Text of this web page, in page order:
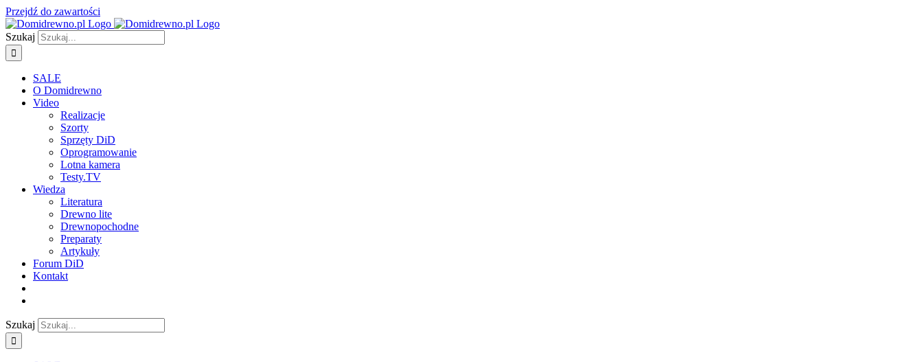
Przejdź do zawartości
Szukaj
SALE
O Domidrewno
Video
Realizacje
Szorty
Sprzęty DiD
Oprogramowanie
Lotna kamera
Testy.TV
Wiedza
Literatura
Drewno lite
Drewnopochodne
Preparaty
Artykuły
Forum DiD
Kontakt
Szukaj